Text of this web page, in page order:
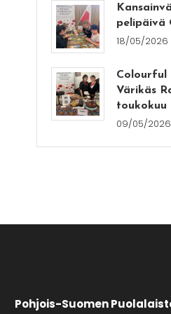
pelipäivä
18/05/2026
Colourful
Värikäs
toukokuu
09/05/2026
Pohjois-Suomen